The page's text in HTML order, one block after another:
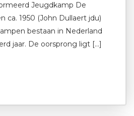
Jeugdkamp De
ca. 1950 (John Dullaert jdu)
bestaan in Nederland
jaar. De oorsprong ligt […]